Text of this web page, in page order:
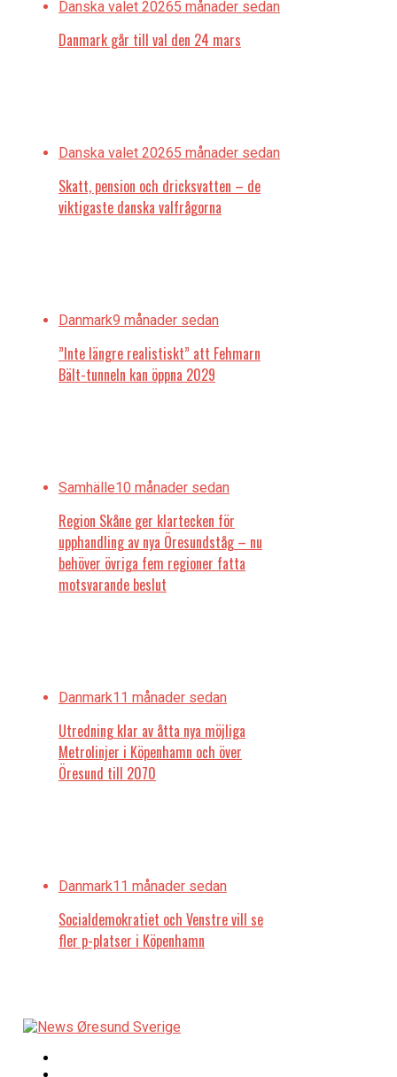
Nu håller Reffen öppet året om
”Jag vill bo där det händer”
Danska valet 20265 månader sedan
Danmark går till val den 24 mars
Danska valet 20265 månader sedan
Skatt, pension och dricksvatten – de
viktigaste danska valfrågorna
Danmark9 månader sedan
”Inte längre realistiskt” att Fehmarn
Bält-tunneln kan öppna 2029
Samhälle10 månader sedan
Region Skåne ger klartecken för
upphandling av nya Öresundståg – nu
behöver övriga fem regioner fatta
motsvarande beslut
Danmark11 månader sedan
Utredning klar av åtta nya möjliga
Metrolinjer i Köpenhamn och över
Öresund till 2070
Danmark11 månader sedan
Socialdemokratiet och Venstre vill se
fler p-platser i Köpenhamn